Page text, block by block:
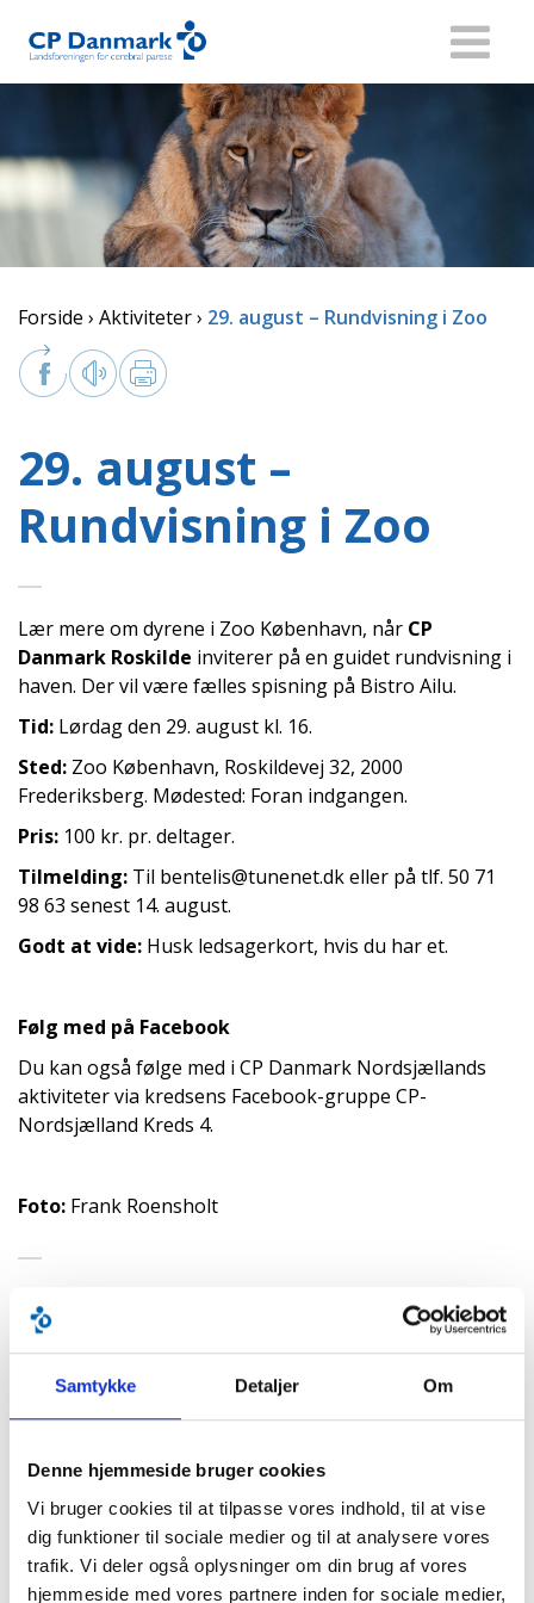
Samtykke Detaljer Om
Denne hjemmeside bruger cookies
Vi bruger cookies til at tilpasse vores indhold, til at vise
dig funktioner til sociale medier og til at analysere vores
trafik. Vi deler også oplysninger om din brug af vores
hjemmeside med vores partnere inden for sociale medier,
Forside Aktiviteter 29. august – Rundvisning i Zoo
29. august –
Rundvisning i Zoo
Lær mere om dyrene i Zoo København, når CP
Danmark Roskilde inviterer på en guidet rundvisning i
haven. Der vil være fælles spisning på Bistro Ailu.
Tid: Lørdag den 29. august kl. 16.
Sted: Zoo København, Roskildevej 32, 2000
Frederiksberg. Mødested: Foran indgangen.
Pris: 100 kr. pr. deltager.
Tilmelding: Til bentelis@tunenet.dk eller på tlf. 50 71
98 63 senest 14. august.
Godt at vide: Husk ledsagerkort, hvis du har et.
Følg med på Facebook
Du kan også følge med i CP Danmark Nordsjællands
aktiviteter via kredsens Facebook-gruppe CP-
Nordsjælland Kreds 4.
Foto: Frank Roensholt
BLIV MEDLEM ›
KURSER & ARRANGEMENTER ›